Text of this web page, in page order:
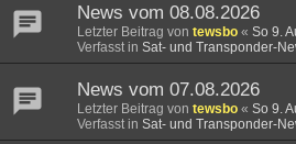
News vom 08.08.2026
Letzter Beitrag von tewsbo « So 9.
Verfasst in Sat- und Transponder-
News vom 07.08.2026
Letzter Beitrag von tewsbo « So 9.
Verfasst in Sat- und Transponder-